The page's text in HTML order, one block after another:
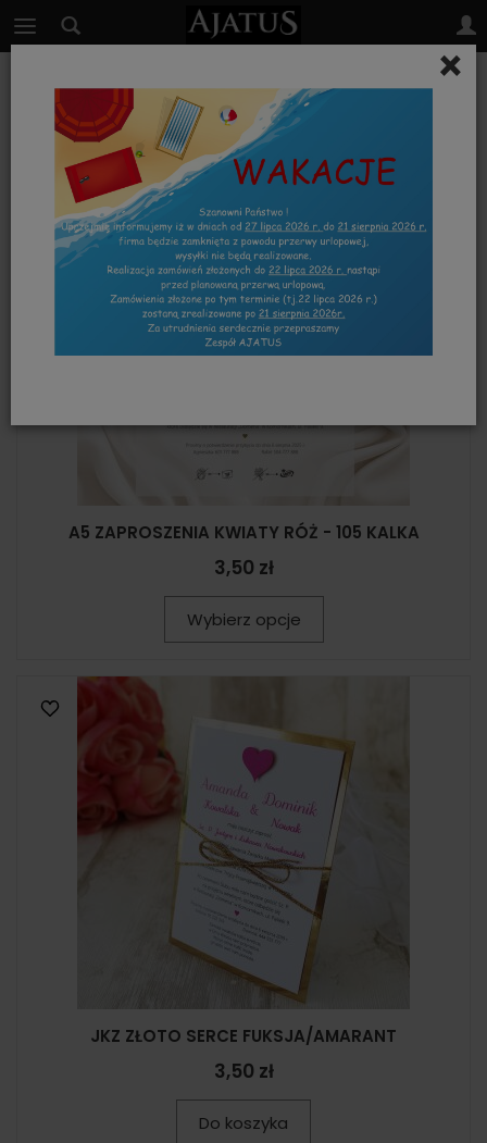
×
RÓŻ
A5 ZAPROSZENIA KWIATY RÓŻ - 105 KALKA
3,50 zł
Wybierz opcje
JKZ ZŁOTO SERCE FUKSJA/AMARANT
3,50 zł
Do koszyka